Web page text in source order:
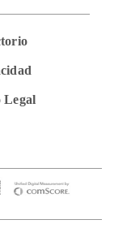
Legal